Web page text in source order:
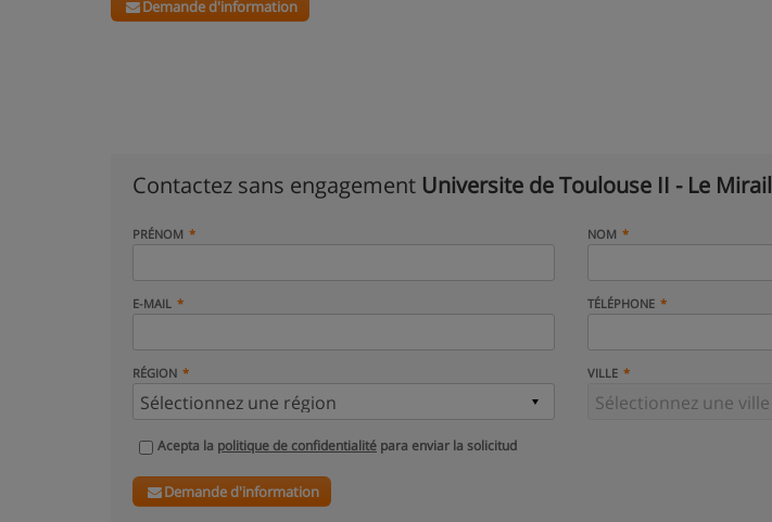
Demande d'information
Contactez sans engagement Universite de Toulouse II - Le Mirail
PRÉNOM NOM
E-MAIL TÉLÉPHONE
RÉGION VILLE
Acepta la politique de confidentialité para enviar la solicitud
Demande d'information